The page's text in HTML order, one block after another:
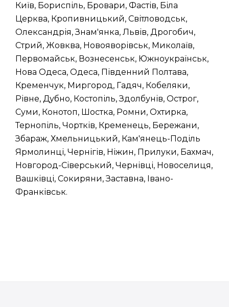
Київ, Бориспіль, Бровари, Фастів, Біла
Церква, Кропивницький, Світловодськ,
Олександрія, Знам'янка, Львів, Дрогобич,
Стрий, Жовква, Новояворівськ, Миколаїв,
Первомайськ, Вознесенськ, Южноукраїнськ,
Нова Одеса, Одеса, Південний Полтава,
Кременчук, Миргород, Гадяч, Кобеляки,
Рівне, Дубно, Костопіль, Здолбунів, Острог,
Суми, Конотоп, Шостка, Ромни, Охтирка,
Тернопіль, Чортків, Кременець, Бережани,
Збараж, Хмельницький, Кам'янець-Поділь
Ярмолинці, Чернігів, Ніжин, Прилуки, Бахмач,
Новгород-Сіверський, Чернівці, Новоселиця,
Вашківці, Сокиряни, Заставна, Івано-
Франківськ.